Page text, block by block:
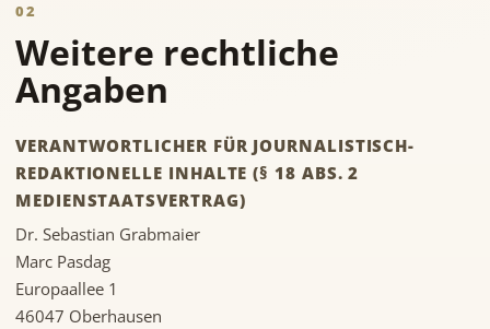
02
Weitere rechtliche
Angaben
VERANTWORTLICHER FÜR JOURNALISTISCH-
REDAKTIONELLE INHALTE (§ 18 ABS. 2
MEDIENSTAATSVERTRAG)
Dr. Sebastian Grabmaier
Marc Pasdag
Europaallee 1
46047 Oberhausen